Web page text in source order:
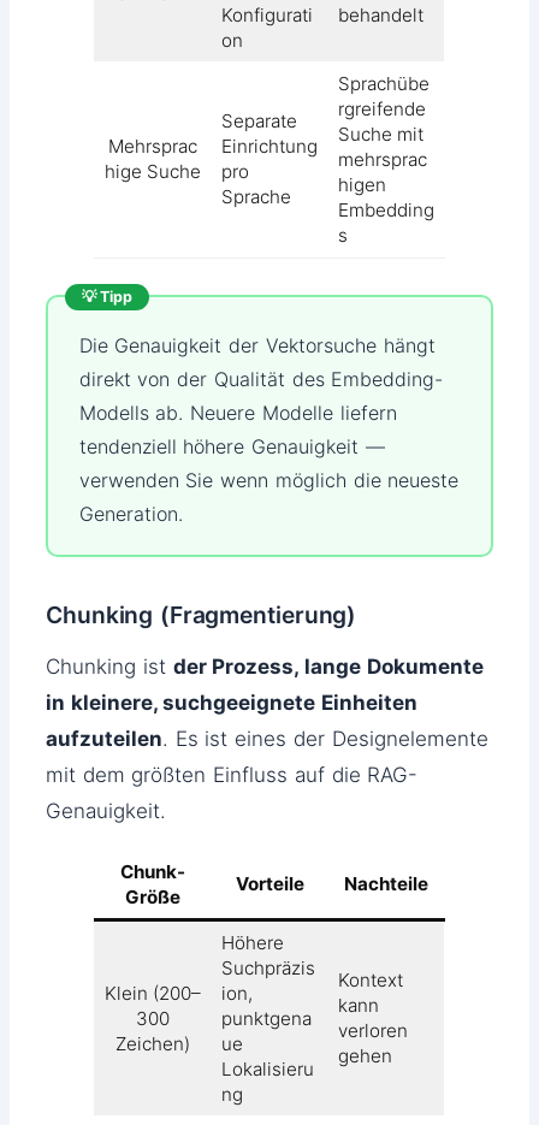
Konfigurati
on
behandelt
Mehrsprac
hige Suche
Separate
Einrichtung
pro
Sprache
Sprachübe
rgreifende
Suche mit
mehrsprac
higen
Embedding
s
💡 Tipp
Die Genauigkeit der Vektorsuche hängt
direkt von der Qualität des Embedding-
Modells ab. Neuere Modelle liefern
tendenziell höhere Genauigkeit —
verwenden Sie wenn möglich die neueste
Generation.
Chunking (Fragmentierung)
Chunking ist der Prozess, lange Dokumente
in kleinere, suchgeeignete Einheiten
aufzuteilen. Es ist eines der Designelemente
mit dem größten Einfluss auf die RAG-
Genauigkeit.
Chunk-
Größe
Vorteile Nachteile
Klein (200–
300
Zeichen)
Höhere
Suchpräzis
ion,
punktgena
ue
Lokalisieru
ng
Kontext
kann
verloren
gehen